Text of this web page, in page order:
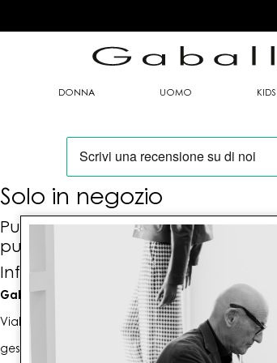
DONNA UOMO KIDS
Solo in negozio
Puoi trovare questo articolo solo
punti vendita:
Info contatti
Gaballo Mario srl
Viale G. Matteotti n. 23 00053 Civitavecchia (RM)